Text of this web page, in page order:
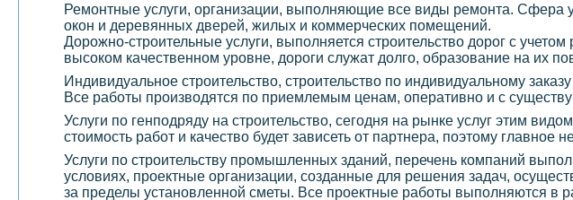
Ремонтные услуги, организации, выполняющие все виды ремонта. Сфера
окон и деревянных дверей, жилых и коммерческих помещений.
Дорожно-строительные услуги, выполняется строительство дорог с
высоком качественном уровне, дороги служат долго, образование на их
Индивидуальное строительство, строительство по индивидуальному
Все работы производятся по приемлемым ценам, оперативно и с
Услуги по генподряду на строительство, сегодня на рынке услуг этим
стоимость работ и качество будет зависеть от партнера, поэтому главное
Услуги по строительству промышленных зданий, перечень компаний
условиях, проектные организации, созданные для решения задач,
за пределы установленной сметы. Все проектные работы выполняются в